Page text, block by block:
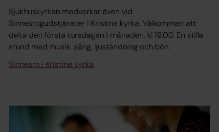
Sjukhuskyrkan medverkar även vid
Sinnesrogudstjänster i Kristine kyrka. Välkommen att
delta den första torsdagen i månaden, kl 19.00. En stilla
stund med musik, sång, ljuständning och bön.
Sinnesro i Kristine kyrka